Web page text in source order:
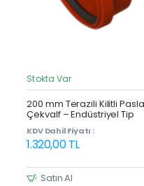
Stokta Var
200 mm Terazili Kilitli
Çekvalf – Endüstriyel Tip
KDV Dahil Fiyatı :
1.320,00 TL
Satın Al